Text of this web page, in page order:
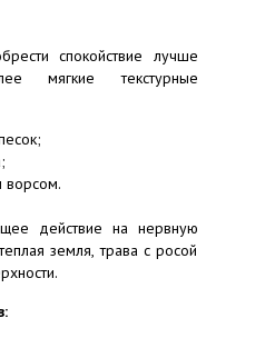
спокойствие лучше
мягкие текстурные
ворсом.
действие на нервную
земля, трава с росой